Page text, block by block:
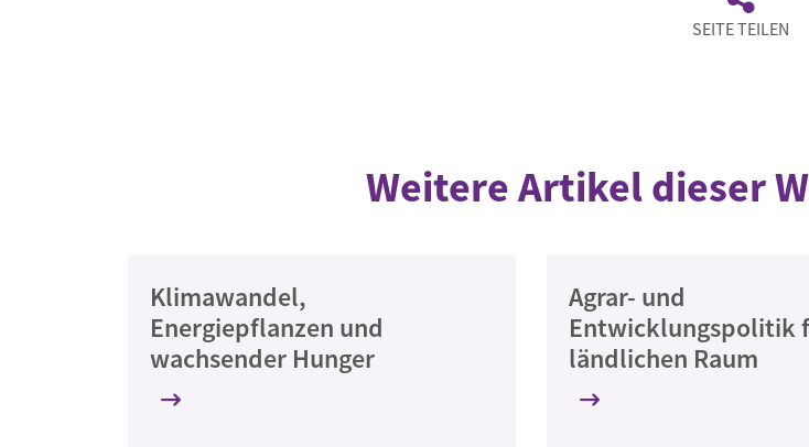
SEITE TEILEN
Weitere Artikel dieser
Klimawandel,
Energiepflanzen und
wachsender Hunger
Agrar- und
Entwicklungspolitik
ländlichen Raum